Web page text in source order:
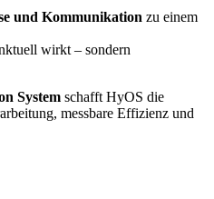
und Kommunikation zu einem
wirkt – sondern
System schafft HyOS die
messbare Effizienz und